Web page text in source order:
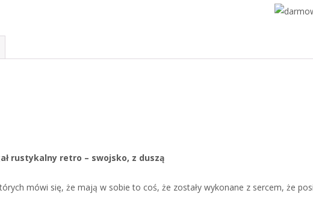
rustykalny retro – swojsko, z duszą
mówi się, że mają w sobie to coś, że zostały wykonane z sercem, że